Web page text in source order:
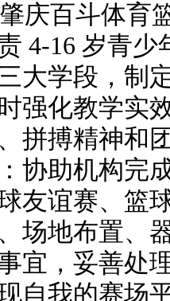
肇庆百斗体
4-16 岁青
大学段，制
强化教学实
拼搏精神和
协助机构完
友谊赛、篮
场地布置、
宜，妥善处
自我的赛场